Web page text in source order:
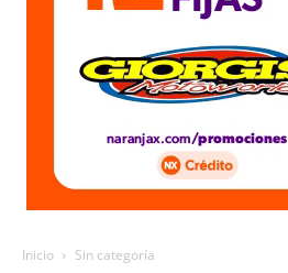
Inicio Sin categoría